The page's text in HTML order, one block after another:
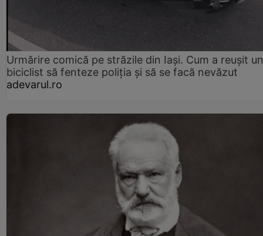
Urmărire comică pe străzile din Iași. Cum a reușit un
biciclist să fenteze poliția și să se facă nevăzut
adevarul.ro